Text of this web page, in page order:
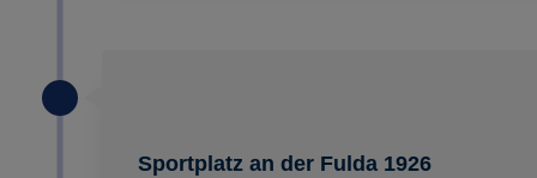
Sportplatz an der Fulda 1926